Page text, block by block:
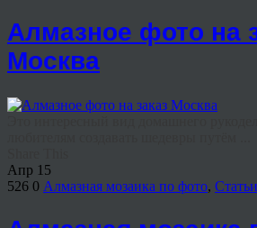
Алмазное фото на
Москва
Апр 15
526 0 Алмазная мозаика по фото, Статьи